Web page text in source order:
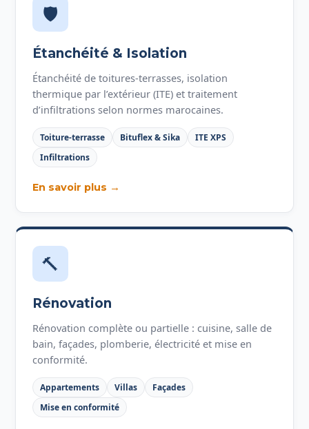
🛡️
Étanchéité & Isolation
Étanchéité de toitures-terrasses, isolation
thermique par l’extérieur (ITE) et traitement
d’infiltrations selon normes marocaines.
Toiture-terrasse Bituflex & Sika
ITE XPS
Infiltrations
En savoir plus →
🔨
Rénovation
Rénovation complète ou partielle : cuisine, salle de
bain, façades, plomberie, électricité et mise en
conformité.
Appartements Villas
Façades
Mise en conformité